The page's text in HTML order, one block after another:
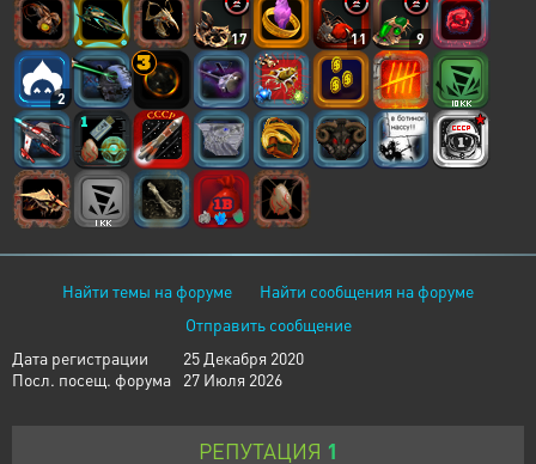
17 11 9
2
Найти темы на форуме
Найти сообщения на форуме
Отправить сообщение
Дата регистрации
25 Декабря 2020
Посл. посещ. форума
27 Июля 2026
РЕПУТАЦИЯ 1